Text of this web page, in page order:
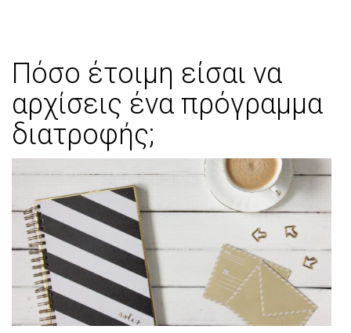
Πόσο έτοιμη είσαι να
αρχίσεις ένα πρόγραμμα
διατροφής;